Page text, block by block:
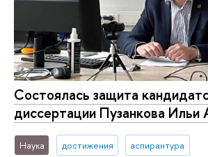
Состоялась защита
диссертации Пузанкова Ильи
Наука достижения аспирантура